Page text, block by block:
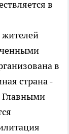
в
жителей
в
страна -
Главными